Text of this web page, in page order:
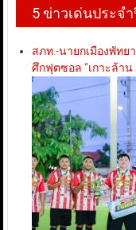
5 ข่าวเด่นประจ
สภท.-นายกเมืองพัทย
ศึกฟุตซอล “เกาะล้าน